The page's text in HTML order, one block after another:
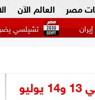
مصر
مصر
العالم الآن
تشيلسي يضرب ميلان
جامعة القاهرة تطلق يومي 13 و14 يوليو